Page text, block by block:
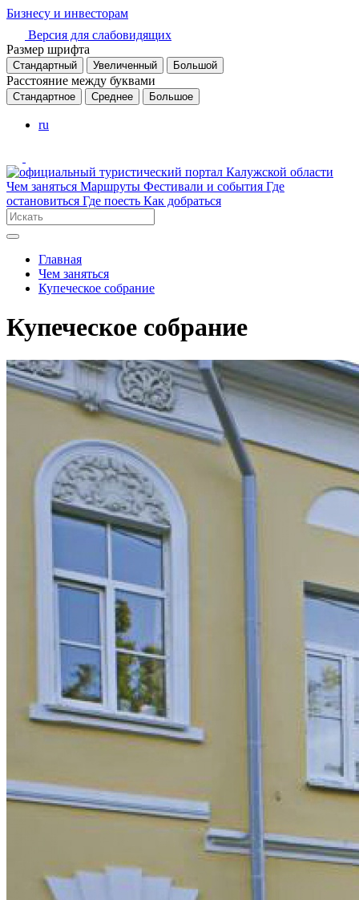
Бизнесу и инвесторам
Версия для слабовидящих
Размер шрифта
Стандартный Увеличенный Большой
Расстояние между буквами
Стандартное Среднее Большое
ru
Чем заняться Маршруты Фестивали и события Где
остановиться Где поесть Как добраться
Главная
Чем заняться
Купеческое собрание
Купеческое собрание